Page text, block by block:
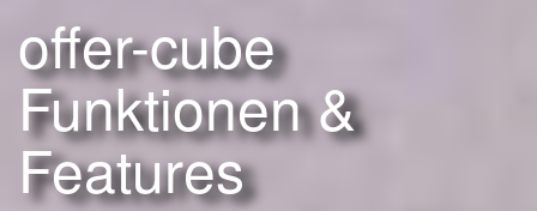
offer-cube
Funktionen &
Features